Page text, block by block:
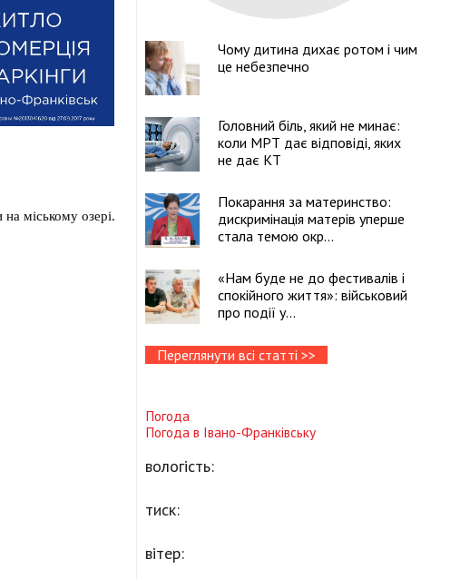
міському озері.
Чому дитина дихає ротом і чим
це небезпечно
Головний біль, який не минає:
коли МРТ дає відповіді, яких
не дає КТ
Покарання за материнство:
дискримінація матерів уперше
стала темою окр...
«Нам буде не до фестивалів і
спокійного життя»: військовий
про події у...
Переглянути всі статті >>
Погода
Погода в Івано-Франківську
вологість:
тиск:
вітер: